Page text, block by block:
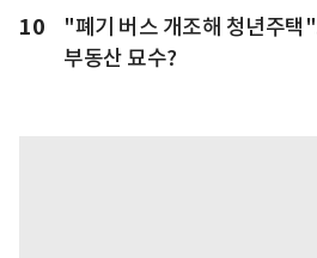
10
"폐기 버스 개조해 청년주택
부동산 묘수?